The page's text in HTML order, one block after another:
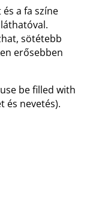
a fa színe
sötétebb
erősebben
be filled with
és nevetés).